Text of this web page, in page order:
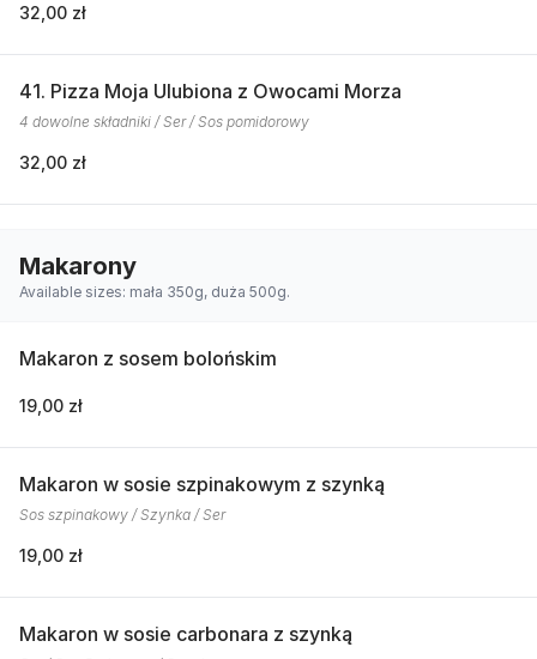
32,00 zł
41. Pizza Moja Ulubiona z Owocami Morza
4 dowolne składniki / Ser / Sos pomidorowy
32,00 zł
Makarony
Available sizes: mała 350g, duża 500g.
Makaron z sosem bolońskim
19,00 zł
Makaron w sosie szpinakowym z szynką
Sos szpinakowy / Szynka / Ser
19,00 zł
Makaron w sosie carbonara z szynką